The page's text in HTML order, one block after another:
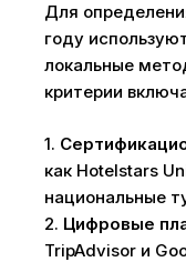
Для
году
локальные
критерии
1.
как Hotelstars
национальные
2. Цифровые
TripAdvisor и